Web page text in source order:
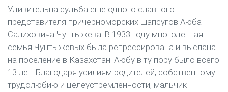
Удивительна судьба еще одного славного
представителя причерноморских шапсугов Аюба
Салиховича Чунтыжева. В 1933 году многодетная
семья Чунтыжевых была репрессирована и выслана
на поселение в Казахстан. Аюбу в ту пору было всего
13 лет. Благодаря усилиям родителей, собственному
трудолюбию и целеустремленности, мальчик